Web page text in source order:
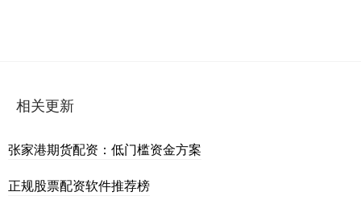
相关更新
张家港期货配资：低门槛资金方案
正规股票配资软件推荐榜